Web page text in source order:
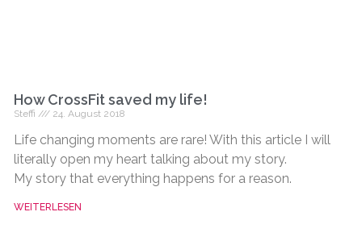
How CrossFit saved my life!
Steffi 24. August 2018
Life changing moments are rare! With this article I will
literally open my heart talking about my story.
My story that everything happens for a reason.
WEITERLESEN